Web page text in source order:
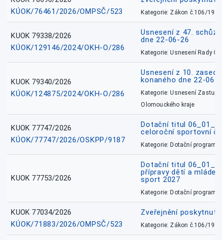
KÚOK/76461/2026/OMPSČ/523
Kategorie: Zákon č.106/1999
KUOK 79338/2026
KÚOK/129146/2024/OKH-O/286
Usnesení z 47.
dne 22-06-26
Kategorie: Usnesení Rady
KUOK 79340/2026
KÚOK/124875/2024/OKH-O/286
Usnesení z 10.
konaného dne 22-06-
Kategorie: Usnesení
Olomouckého kraje
KUOK 77747/2026
KÚOK/77747/2026/OSKPP/9187
Dotační titul
celoroční sportovní
Kategorie: Dotační
KUOK 77753/2026
Dotační titul
přípravy dětí a
sport 2027
Kategorie: Dotační
KUOK 77034/2026
KÚOK/71883/2026/OMPSČ/523
Zveřejnění
Kategorie: Zákon č.106/1999